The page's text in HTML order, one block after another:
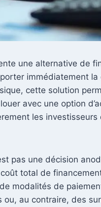
une alternative de
immédiatement la
cette solution
avec une option
les investisseurs
pas une décision
total de
modalités de
au contraire, des